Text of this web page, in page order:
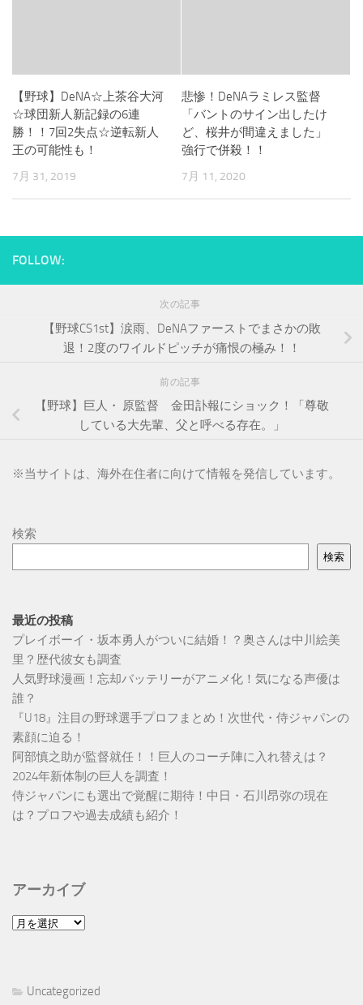
【野球】DeNA☆上茶谷大河
☆球団新人新記録の6連
勝！！7回2失点☆逆転新人
王の可能性も！
7月 31, 2019
悲惨！DeNAラミレス監督
「バントのサイン出したけ
ど、桜井が間違えました」
強行で併殺！！
7月 11, 2020
FOLLOW:
次の記事
【野球CS1st】涙雨、DeNAファーストでまさかの敗
退！2度のワイルドピッチが痛恨の極み！！
前の記事
【野球】巨人・ 原監督 金田訃報にショック！「尊敬
している大先輩、父と呼べる存在。」
※当サイトは、海外在住者に向けて情報を発信しています。
検索
検索
最近の投稿
プレイボーイ・坂本勇人がついに結婚！？奥さんは中川絵美
里？歴代彼女も調査
人気野球漫画！忘却バッテリーがアニメ化！気になる声優は
誰？
『U18』注目の野球選手プロフまとめ！次世代・侍ジャパンの
素顔に迫る！
阿部慎之助が監督就任！！巨人のコーチ陣に入れ替えは？
2024年新体制の巨人を調査！
侍ジャパンにも選出で覚醒に期待！中日・石川昂弥の現在
は？プロフや過去成績も紹介！
アーカイブ
ア
ブ
Uncategorized